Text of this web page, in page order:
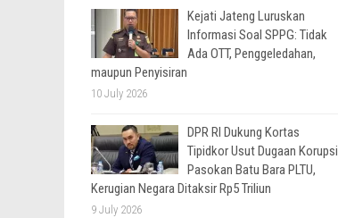
Kejati Jateng Luruskan
Informasi Soal SPPG: Tidak
Ada OTT, Penggeledahan,
maupun Penyisiran
10 July 2026
DPR RI Dukung Kortas
Tipidkor Usut Dugaan Korupsi
Pasokan Batu Bara PLTU,
Kerugian Negara Ditaksir Rp5 Triliun
9 July 2026